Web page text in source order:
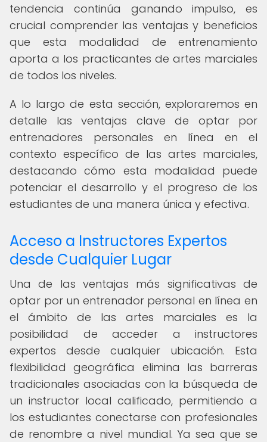
tendencia continúa ganando impulso, es
crucial comprender las ventajas y beneficios
que esta modalidad de entrenamiento
aporta a los practicantes de artes marciales
de todos los niveles.
A lo largo de esta sección, exploraremos en
detalle las ventajas clave de optar por
entrenadores personales en línea en el
contexto específico de las artes marciales,
destacando cómo esta modalidad puede
potenciar el desarrollo y el progreso de los
estudiantes de una manera única y efectiva.
Acceso a Instructores Expertos
desde Cualquier Lugar
Una de las ventajas más significativas de
optar por un entrenador personal en línea en
el ámbito de las artes marciales es la
posibilidad de acceder a instructores
expertos desde cualquier ubicación. Esta
flexibilidad geográfica elimina las barreras
tradicionales asociadas con la búsqueda de
un instructor local calificado, permitiendo a
los estudiantes conectarse con profesionales
de renombre a nivel mundial. Ya sea que se